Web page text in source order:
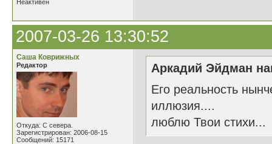
Неактивен
2007-03-26 13:30:52
Саша Коврижных
Редактор
Откуда: С севера.
Зарегистрирован: 2006-08-15
Сообщений: 15171
Аркадий Эйдман
Его реальность
иллюзия....
люблю Твои стихи...